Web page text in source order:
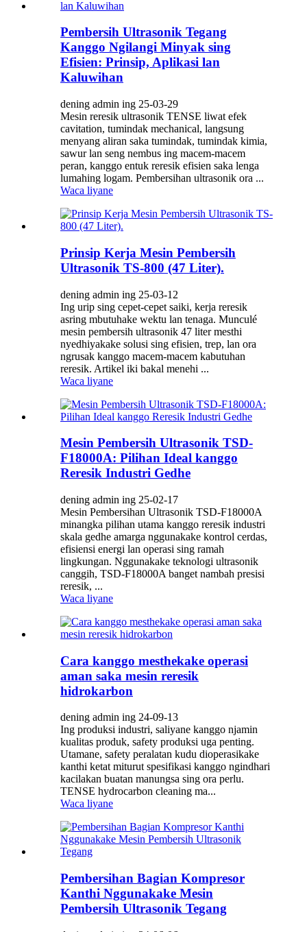
Pembersih Ultrasonik Tegang
Kanggo Ngilangi Minyak sing
Efisien: Prinsip, Aplikasi lan
Kaluwihan
dening admin ing 25-03-29
Mesin reresik ultrasonik TENSE liwat efek
cavitation, tumindak mechanical, langsung
menyang aliran saka tumindak, tumindak kimia,
sawur lan seng nembus ing macem-macem
peran, kanggo entuk reresik efisien saka lenga
lumahing logam. Pembersihan ultrasonik ora ...
Waca liyane
Prinsip Kerja Mesin Pembersih
Ultrasonik TS-800 (47 Liter).
dening admin ing 25-03-12
Ing urip sing cepet-cepet saiki, kerja reresik
asring mbutuhake wektu lan tenaga. Munculé
mesin pembersih ultrasonik 47 liter mesthi
nyedhiyakake solusi sing efisien, trep, lan ora
ngrusak kanggo macem-macem kabutuhan
reresik. Artikel iki bakal menehi ...
Waca liyane
Mesin Pembersih Ultrasonik TSD-
F18000A: Pilihan Ideal kanggo
Reresik Industri Gedhe
dening admin ing 25-02-17
Mesin Pembersihan Ultrasonik TSD-F18000A
minangka pilihan utama kanggo reresik industri
skala gedhe amarga nggunakake kontrol cerdas,
efisiensi energi lan operasi sing ramah
lingkungan. Nggunakake teknologi ultrasonik
canggih, TSD-F18000A banget nambah presisi
reresik, ...
Waca liyane
Cara kanggo mesthekake operasi
aman saka mesin reresik
hidrokarbon
dening admin ing 24-09-13
Ing produksi industri, saliyane kanggo njamin
kualitas produk, safety produksi uga penting.
Utamane, safety peralatan kudu dioperasikake
kanthi ketat miturut spesifikasi kanggo ngindhari
kacilakan buatan manungsa sing ora perlu.
TENSE hydrocarbon cleaning ma...
Waca liyane
Pembersihan Bagian Kompresor
Kanthi Nggunakake Mesin
Pembersih Ultrasonik Tegang